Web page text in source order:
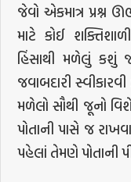
જેવો એકમાત્ર પ્રશ્ન
માટે કોઈ
હિંસાથી મળેલું
જવાબદારી
મળેલો સૌથી જૂનો
પોતાની પાસે જ
પહેલાં તેમણે પોતાની